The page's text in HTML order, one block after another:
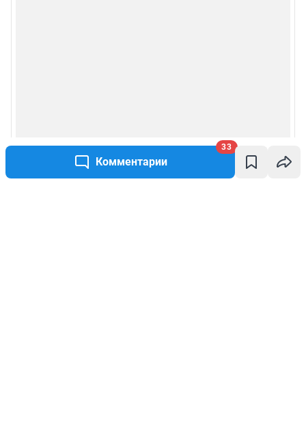
Комментарии
33